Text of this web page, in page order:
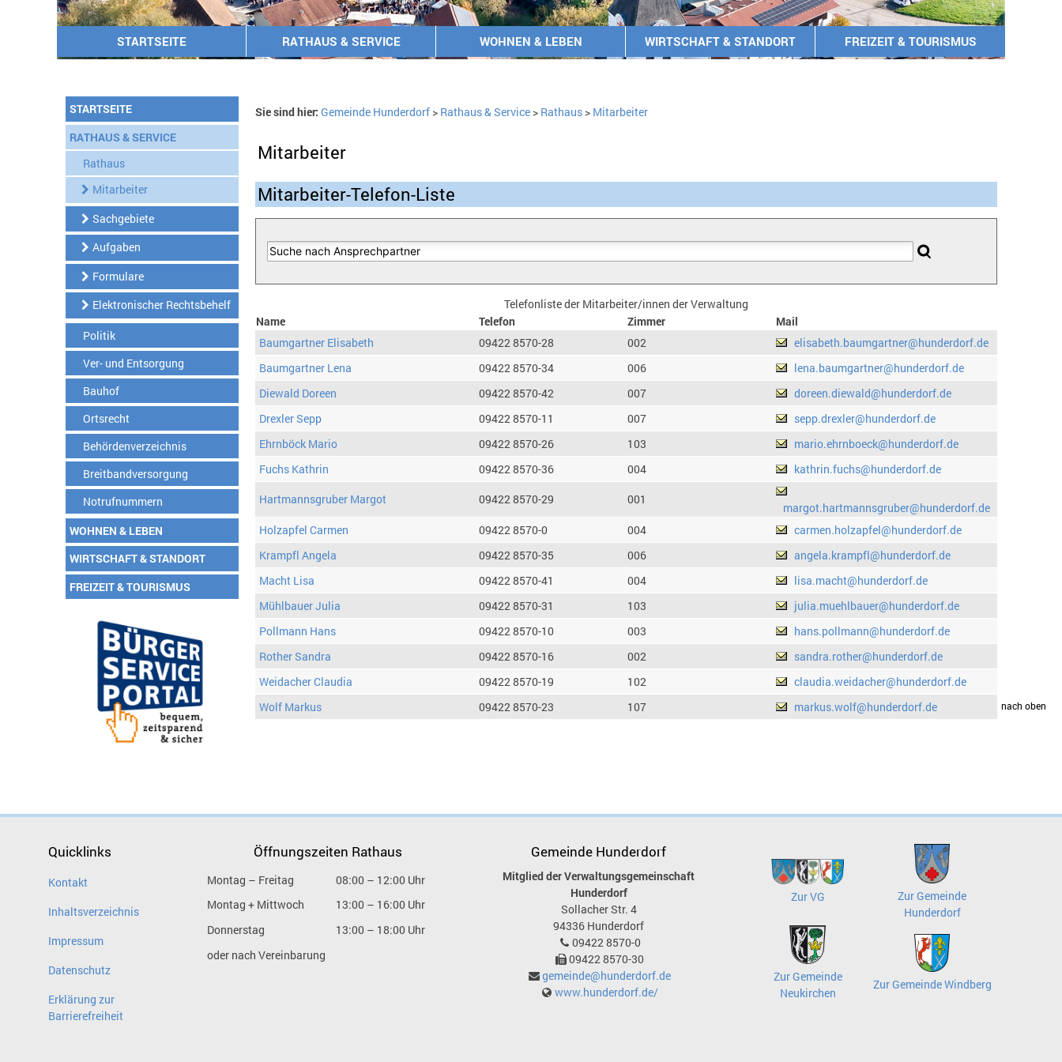
STARTSEITE RATHAUS & SERVICE WOHNEN & LEBEN WIRTSCHAFT & STANDORT FREIZEIT & TOURISMUS
STARTSEITE
RATHAUS & SERVICE
Rathaus
Mitarbeiter
Sachgebiete
Aufgaben
Formulare
Elektronischer Rechtsbehelf
Politik
Ver- und Entsorgung
Bauhof
Ortsrecht
Behördenverzeichnis
Breitbandversorgung
Notrufnummern
WOHNEN & LEBEN
WIRTSCHAFT & STANDORT
FREIZEIT & TOURISMUS
Sie sind hier: Gemeinde Hunderdorf> Rathaus & Service> Rathaus> Mitarbeiter
Mitarbeiter
Mitarbeiter-Telefon-Liste
Telefonliste der Mitarbeiter/innen der Verwaltung
Name
Telefon Zimmer
Mail
Baumgartner Elisabeth
09422 8570-28 002
elisabeth.baumgartner@hunderdorf.de
Baumgartner Lena
09422 8570-34 006
lena.baumgartner@hunderdorf.de
Diewald Doreen
09422 8570-42 007
doreen.diewald@hunderdorf.de
Drexler Sepp
09422 8570-11 007
sepp.drexler@hunderdorf.de
Ehrnböck Mario
09422 8570-26 103
mario.ehrnboeck@hunderdorf.de
Fuchs Kathrin
09422 8570-36 004
kathrin.fuchs@hunderdorf.de
Hartmannsgruber Margot
09422 8570-29 001
margot.hartmannsgruber@hunderdorf.de
Holzapfel Carmen
09422 8570-0 004
carmen.holzapfel@hunderdorf.de
Krampfl Angela
09422 8570-35 006
angela.krampfl@hunderdorf.de
Macht Lisa
09422 8570-41 004
lisa.macht@hunderdorf.de
Mühlbauer Julia
09422 8570-31 103
julia.muehlbauer@hunderdorf.de
Pollmann Hans
09422 8570-10 003
hans.pollmann@hunderdorf.de
Rother Sandra
09422 8570-16 002
sandra.rother@hunderdorf.de
Weidacher Claudia
09422 8570-19 102
claudia.weidacher@hunderdorf.de
Wolf Markus
09422 8570-23 107 markus.wolf@hunderdorf.dedrucken nach oben
Quicklinks
Kontakt
Inhaltsverzeichnis
Impressum
Datenschutz
Erklärung zur
Barrierefreiheit
Öffnungszeiten Rathaus
Montag – Freitag
08:00 – 12:00 Uhr
Montag + Mittwoch
13:00 – 16:00 Uhr
Donnerstag
13:00 – 18:00 Uhr
oder nach Vereinbarung
Gemeinde Hunderdorf
Mitglied der Verwaltungsgemeinschaft
Hunderdorf
Sollacher Str. 4
94336 Hunderdorf
09422 8570-0
09422 8570-30
gemeinde@hunderdorf.de
www.hunderdorf.de/
Zur VG
Zur Gemeinde
Hunderdorf
Zur Gemeinde
Neukirchen
Zur Gemeinde Windberg